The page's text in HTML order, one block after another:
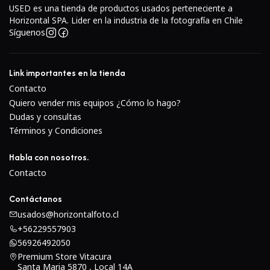
Sensor Exmor R BSI CMOS de 33MPEl sensor de
fotograma completo Exmor R BSI CMOS de 33MP
beneficia el trabajo en condiciones de poca luz y funciona
junto con un amplio rango de sensibilidad de ISO 100-
51200. El diseño del sensor también logra un
impresionante rango dinámico de aproximadamente 15
paradas y los archivos se pueden grabar en formato raw,
USED es una tienda de productos usados perteneciente a
Horizontal SPA. Lider en la industria de la fotografía en Chile
Síguenos
Link importantes en la tienda
Contacto
Quiero vender mis equipos ¿Cómo lo hago?
Dudas y consultas
Términos y Condiciones
Habla con nosotros.
Contacto
Contáctanos
usados@horizontalfoto.cl
+56229557903
56926492050
Premium Store Vitacura
Santa Maria 5870 , Local 14A